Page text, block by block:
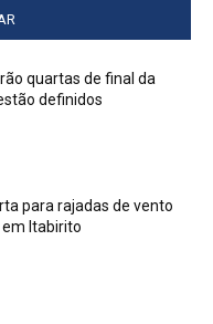
quartas de final da
definidos
para rajadas de vento
Itabirito